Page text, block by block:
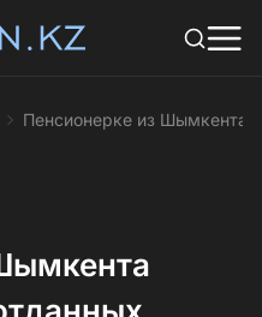
Пенсионерке из Шымкента